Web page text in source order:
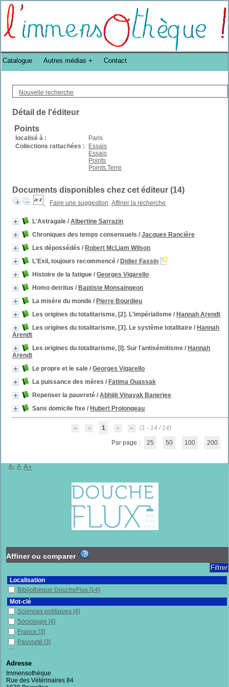
Bibliothèque DoucheFLUX Bibliotheek -->
Nouvelle recherche
Détail de l'éditeur
Points
localisé à :
Paris
Collections rattachées :
Essais
Essais
Points
Points.Terre
Documents disponibles chez cet éditeur (14)
Faire une suggestion Affiner la recherche
L'Astragale /Albertine Sarrazin
Chroniques des temps consensuels /Jacques Rancière
Les dépossédés / Robert McLiam Wilson
L'Exil, toujours recommencé / Didier Fassin
Histoire de la fatigue /Georges Vigarello
Homo detritus / Baptiste Monsaingeon
La misère du monde / Pierre Bourdieu
Les origines du totalitarisme, [2]. L'impérialisme / Hannah Arendt
Les origines du totalitarisme, [3]. Le système totalitaire / Hannah
Arendt
Les origines du totalitarisme, [I]. Sur l'antisémitisme / Hannah
Arendt
Le propre et le sale /Georges Vigarello
La puissance des mères / Fatima Ouassak
Repenser la pauvreté /Abhijit Vinayak Banerjee
Sans domicile fixe / Hubert Prolongeau
1 (1 - 14 / 14)
Par page : 25 50 100 200
Catalogue Autres médias Contact
A- A A+
Affiner ou comparer
Localisation
Bibliothèque DoucheFlux [14]
Mot-clé
Sciences politiques [4]
Sociologie [4]
France [3]
Pauvreté [3]
Histoire
Individu et société
Exclusion sociale[2]
Adresse
Immensothèque
Rue des Vétérinaires 84